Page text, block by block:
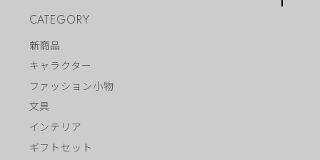
CATEGORY
新商品
キャラクター
ファッション小物
文具
インテリア
ギフトセット